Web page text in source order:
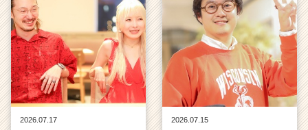
2026.07.17
2026.07.15